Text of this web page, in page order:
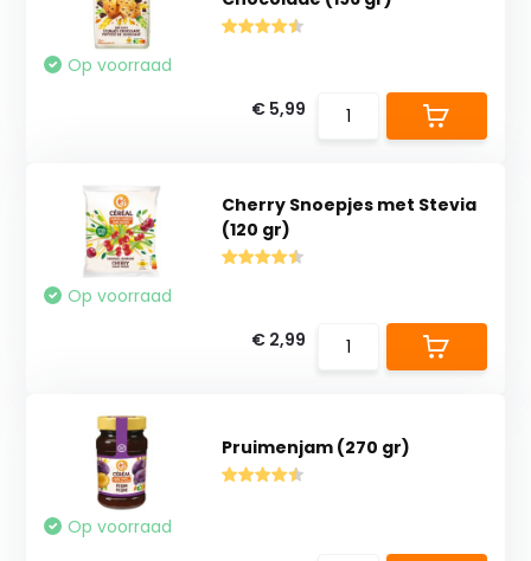
Op voorraad
€ 5,99
Cherry Snoepjes met Stevia
(120 gr)
Op voorraad
€ 2,99
Pruimenjam (270 gr)
Op voorraad